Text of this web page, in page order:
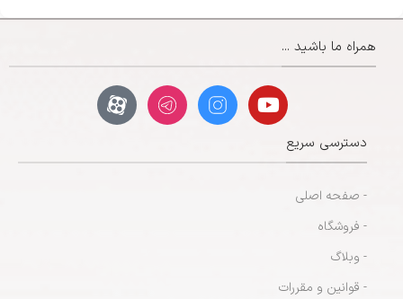
همراه ما باشید ...
دسترسی سریع
- صفحه اصلی
- فروشگاه
- وبلاگ
- قوانین و مقررات